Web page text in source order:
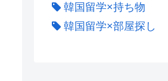
韓国留学×持ち物
韓国留学×部屋探し